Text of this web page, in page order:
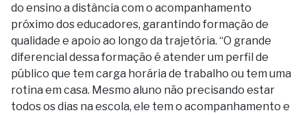
do ensino a distância com o acompanhamento
próximo dos educadores, garantindo formação de
qualidade e apoio ao longo da trajetória. “O grande
diferencial dessa formação é atender um perfil de
público que tem carga horária de trabalho ou tem uma
rotina em casa. Mesmo aluno não precisando estar
todos os dias na escola, ele tem o acompanhamento e